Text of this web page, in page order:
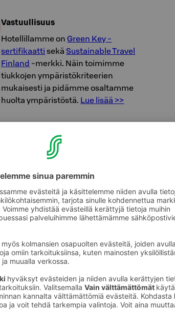
Vastuullisuus
Hotellillamme onGreen Key -
sertifikaatti sekä Sustainable Travel
Finland -merkki. Näin toimimme
tiukkojen ympäristökriteerien
mukaisesti ja pidämme osaltamme
huolta ympäristöstä. Lue lisää >>
Edellinen
karusellin
osio
Seuraava
karusellin
osio